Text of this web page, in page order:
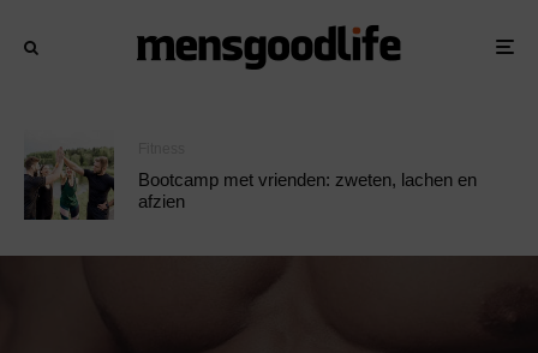
Bootcamp met vrienden: zweten, lachen en
afzien